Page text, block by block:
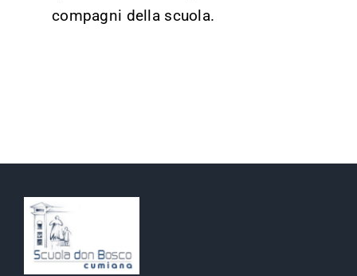
compagni della scuola.